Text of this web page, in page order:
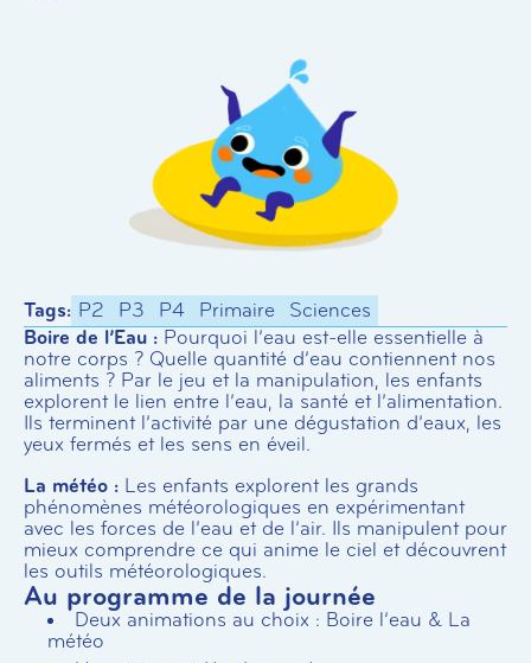
Tags: P2 P3 P4 Primaire
Sciences
Boire de l’Eau : Pourquoi l’eau est-elle essentielle à
notre corps ? Quelle quantité d’eau contiennent nos
aliments ? Par le jeu et la manipulation, les enfants
explorent le lien entre l’eau, la santé et l’alimentation.
Ils terminent l’activité par une dégustation d’eaux, les
yeux fermés et les sens en éveil.
La météo : Les enfants explorent les grands
phénomènes météorologiques en expérimentant
avec les forces de l’eau et de l’air. Ils manipulent pour
mieux comprendre ce qui anime le ciel et découvrent
les outils météorologiques.
Au programme de la journée
Deux animations au choix : Boire l’eau & La
météo